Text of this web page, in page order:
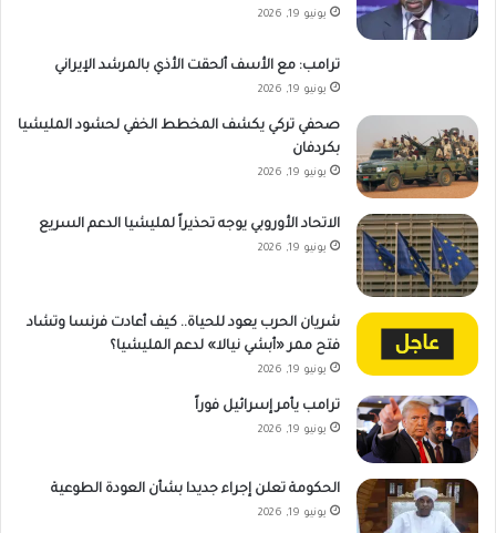
يونيو 19, 2026
ترامب: مع الأسف ألحقت الأذي بالمرشد الإيراني
يونيو 19, 2026
صحفي تركي يكشف المخطط الخفي لحشود المليشيا
بكردفان
يونيو 19, 2026
الاتحاد الأوروبي يوجه تحذيراً لمليشيا الدعم السريع
يونيو 19, 2026
شريان الحرب يعود للحياة.. كيف أعادت فرنسا وتشاد
فتح ممر «أبشي نيالا» لدعم المليشيا؟
يونيو 19, 2026
ترامب يأمر إسرائيل فوراً
يونيو 19, 2026
الحكومة تعلن إجراء جديدا بشأن العودة الطوعية
يونيو 19, 2026